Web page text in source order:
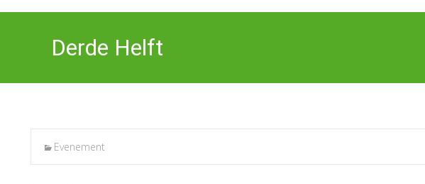
inhoud
Derde Helft
Evenement